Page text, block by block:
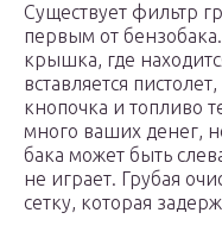
Существует фильтр
первым от
крышка, где
вставляется
кнопочка и топливо
много ваших денег,
бака может быть
не играет. Грубая
сетку, которая